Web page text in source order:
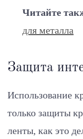
Читайте
для металла
Защита
Использование
только защиты
ленты, как это